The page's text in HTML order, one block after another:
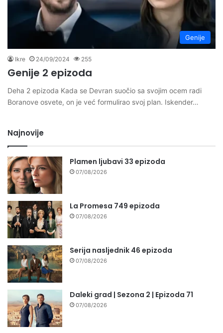
Genije
Ikre 24/09/2024 255
Genije 2 epizoda
Deha 2 epizoda Kada se Devran suočio sa svojim ocem radi
Boranove osvete, on je već formulirao svoj plan. Iskender…
Najnovije
Plamen ljubavi 33 epizoda
07/08/2026
La Promesa 749 epizoda
07/08/2026
Serija nasljednik 46 epizoda
07/08/2026
Daleki grad | Sezona 2 | Epizoda 71
07/08/2026